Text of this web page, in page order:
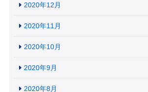
2020年12月
2020年11月
2020年10月
2020年9月
2020年8月